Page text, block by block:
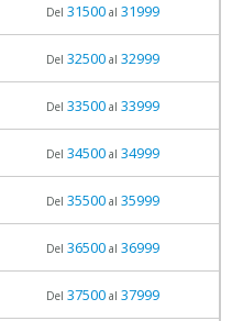
Del 31500al 31999
Del 32500al 32999
Del 33500al 33999
Del 34500al 34999
Del 35500al 35999
Del 36500al 36999
Del 37500al 37999